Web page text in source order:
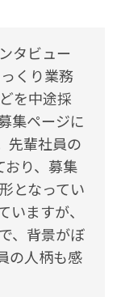
タビュー
くり業務
を中途採
集ページに
先輩社員の
おり、募集
となってい
いますが、
、背景がぼ
の人柄も感